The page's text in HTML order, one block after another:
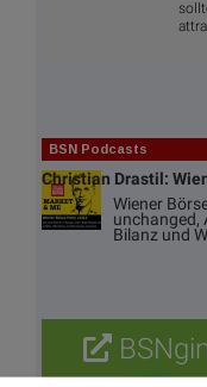
BSN Podcasts
Christian Drastil:
Wiener
unchanged,
Bilanz und